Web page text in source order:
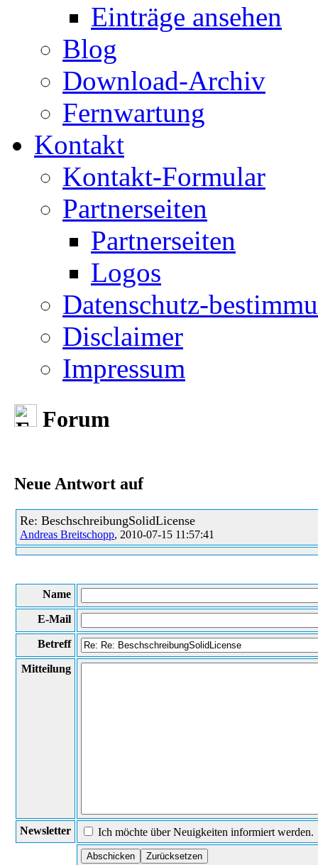
Einträge ansehen
Blog
Download-Archiv
Fernwartung
Kontakt
Kontakt-Formular
Partnerseiten
Partnerseiten
Logos
Datenschutz-
Disclaimer
Impressum
Forum
Neue Antwort auf
Re: BeschschreibungSolidLicense
Andreas Breitschopp, 2010-07-15 11:57:41
Name
E-Mail
Betreff
Mitteilung
Newsletter Ich möchte über Neuigkeiten informiert werden.